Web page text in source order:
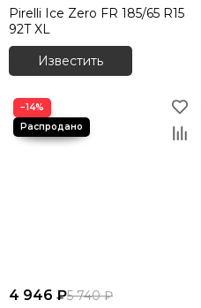
Pirelli Ice Zero FR 185/65 R15
92T XL
Известить
−14%
4 946 ₽5 740 ₽